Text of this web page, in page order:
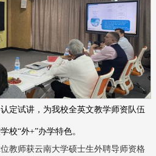
定试讲，为我校全英文教学师资队伍
校“外+”办学特色。
教师获云南大学硕士生外聘导师资格